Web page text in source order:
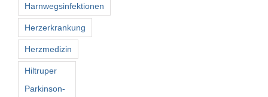
Harnwegsinfektionen
Herzerkrankung
Herzmedizin
Hiltruper
Parkinson-